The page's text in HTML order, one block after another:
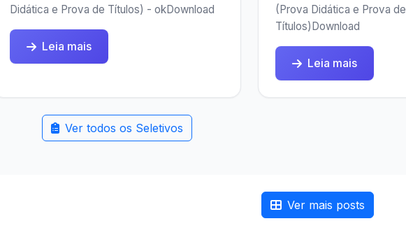
Didática e Prova de Títulos) - okDownload
Leia mais
(Prova Didática e Prova de
Títulos)Download
Leia mais
Ver todos os Seletivos
Ver mais posts